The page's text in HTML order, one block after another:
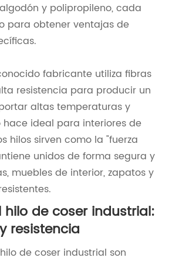
y polipropileno, cada
para obtener ventajas de
fabricante utiliza fibras
resistencia para producir un
altas temperaturas y
hace ideal para interiores de
hilos sirven como la "fuerza
unidos de forma segura y
muebles de interior, zapatos y
de coser industrial:
resistencia
de coser industrial son